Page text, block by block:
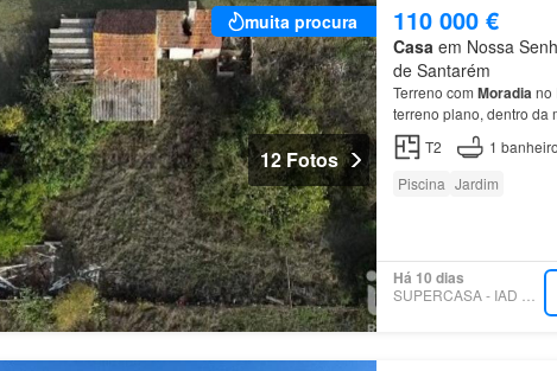
muita procura
12 Fotos
110 000 €
Casa em Nossa
de Santarém
Terreno com Moradiano
terreno plano, dentro
T2
1 banheiro
Piscina Jardim
Há 10 dias
SUPERCASA - IAD PORTUGAL